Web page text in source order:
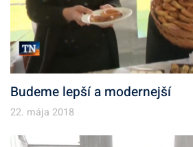
Budeme lepší a modernejší
22. mája 2018